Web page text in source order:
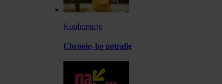
Konferencje
Chronię, bo potrafię